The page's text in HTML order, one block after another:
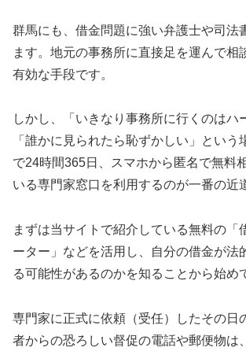
群馬にも、借金問題に強い弁護士や司法
ます。地元の事務所に直接足を運んで相
有効な手段です。
しかし、「いきなり事務所に行くのはハ
「誰かに見られたら恥ずかしい」という
で24時間365日、スマホから匿名で無料
いる専門家窓口を利用するのが一番の近
まずは当サイトで紹介している無料の「
ーター」などを活用し、自分の借金が法
る可能性があるのかを知ることから始め
専門家に正式に依頼（受任）したその日
者からの恐ろしい督促の電話や郵便物は